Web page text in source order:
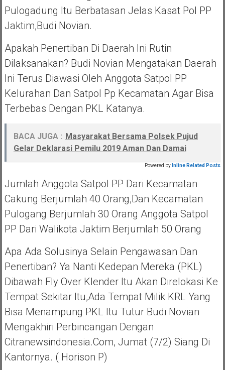
Pulogadung Itu Berbatasan Jelas Kasat Pol PP
Jaktim,Budi Novian.
Apakah Penertiban Di Daerah Ini Rutin
Dilaksanakan? Budi Novian Mengatakan Daerah
Ini Terus Diawasi Oleh Anggota Satpol PP
Kelurahan Dan Satpol Pp Kecamatan Agar Bisa
Terbebas Dengan PKL Katanya.
BACA JUGA : Masyarakat Bersama Polsek Pujud
Gelar Deklarasi Pemilu 2019 Aman Dan Damai
Powered by Inline Related Posts
Jumlah Anggota Satpol PP Dari Kecamatan
Cakung Berjumlah 40 Orang,dan Kecamatan
Pulogang Berjumlah 30 Orang Anggota Satpol
PP Dari Walikota Jaktim Berjumlah 50 Orang
Apa Ada Solusinya Selain Pengawasan Dan
Penertiban? Ya Nanti Kedepan Mereka (PKL)
Dibawah Fly Over Klender Itu Akan Direlokasi Ke
Tempat Sekitar Itu,ada Tempat Milik KRL Yang
Bisa Menampung PKL Itu Tutur Budi Novian
Mengakhiri Perbincangan Dengan
Citranewsindonesia.com, Jumat (7/2) Siang Di
Kantornya. ( Horison P)